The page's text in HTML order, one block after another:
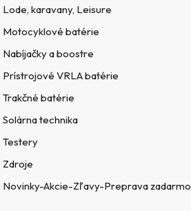
Lode, karavany, Leisure
Motocyklové batérie
Nabíjačky a boostre
Prístrojové VRLA batérie
Trakčné batérie
Solárna technika
Testery
Zdroje
Novinky-Akcie-Zľavy-Preprava zadarmo